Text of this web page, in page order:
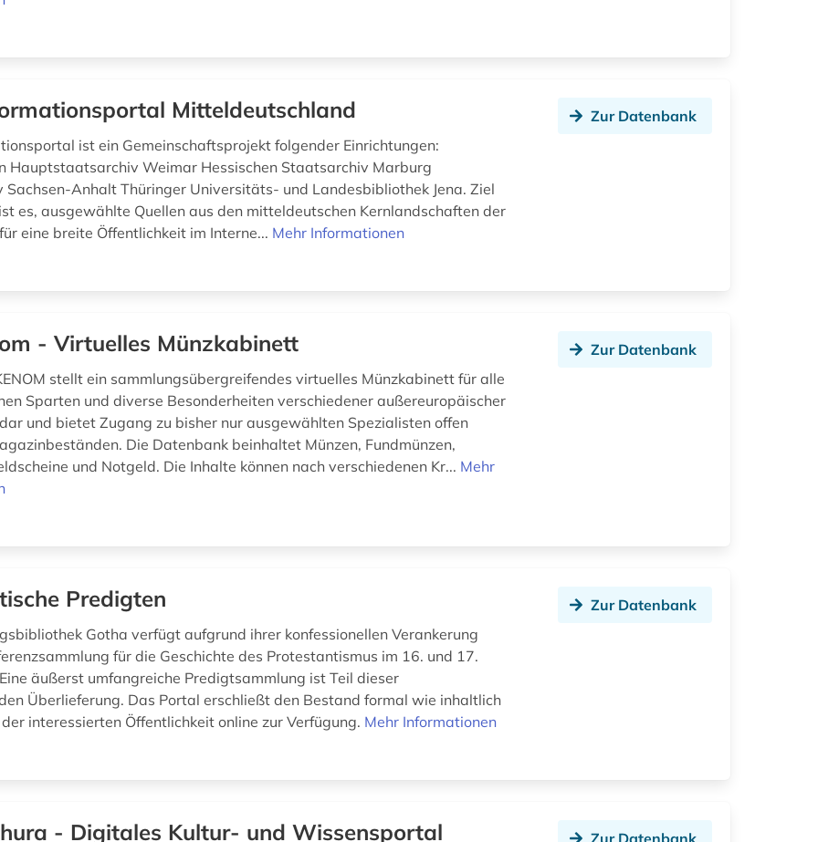
Mitteldeutschland
ist ein Gemeinschaftsprojekt folgender Einrichtungen:
Hauptstaatsarchiv Weimar Hessischen Staatsarchiv Marburg
Sachsen-Anhalt Thüringer Universitäts- und Landesbibliothek Jena. Ziel
es, ausgewählte Quellen aus den mitteldeutschen Kernlandschaften der
eine breite Öffentlichkeit im Interne... Mehr Informationen
Zur Datenbank
- Virtuelles Münzkabinett
stellt ein sammlungsübergreifendes virtuelles Münzkabinett für alle
Sparten und diverse Besonderheiten verschiedener außereuropäischer
und bietet Zugang zu bisher nur ausgewählten Spezialisten offen
Die Datenbank beinhaltet Münzen, Fundmünzen,
und Notgeld. Die Inhalte können nach verschiedenen Kr... Mehr
Zur Datenbank
Predigten
Gotha verfügt aufgrund ihrer konfessionellen Verankerung
für die Geschichte des Protestantismus im 16. und 17.
äußerst umfangreiche Predigtsammlung ist Teil dieser
Überlieferung. Das Portal erschließt den Bestand formal wie inhaltlich
interessierten Öffentlichkeit online zur Verfügung. Mehr Informationen
Zur Datenbank
- Digitales Kultur- und Wissensportal Zur Datenbank